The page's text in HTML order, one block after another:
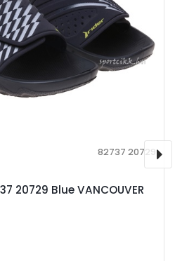
20729 Blue VANCOUVER
82737 20729